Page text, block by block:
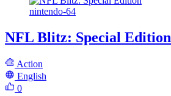
nintendo-64
NFL Blitz: Special Edition
Action
English
0